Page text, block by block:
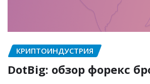
КРИПТОИНДУСТРИЯ
DotBig: обзор форекс